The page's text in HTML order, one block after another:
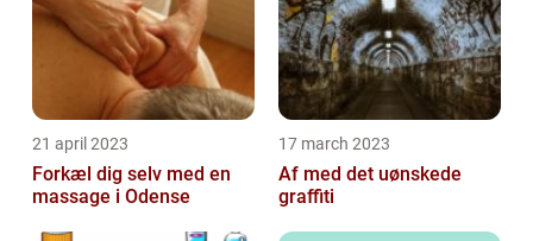
21 april 2023
Forkæl dig selv med en
massage i Odense
17 march 2023
Af med det uønskede
graffiti